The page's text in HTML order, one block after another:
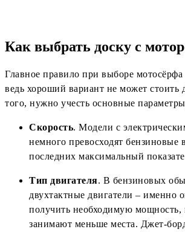
Как выбрать доску с
Главное правило при выборе мотосёрфа
ведь хороший вариант не может стоить
того, нужно учесть основные
Скорость. Модели с
немного превосходят бензиновые
последних максимальный
Тип двигателя. В бензиновых
двухтактные двигатели – именно
получить необходимую мощность,
занимают меньше места. Джет-